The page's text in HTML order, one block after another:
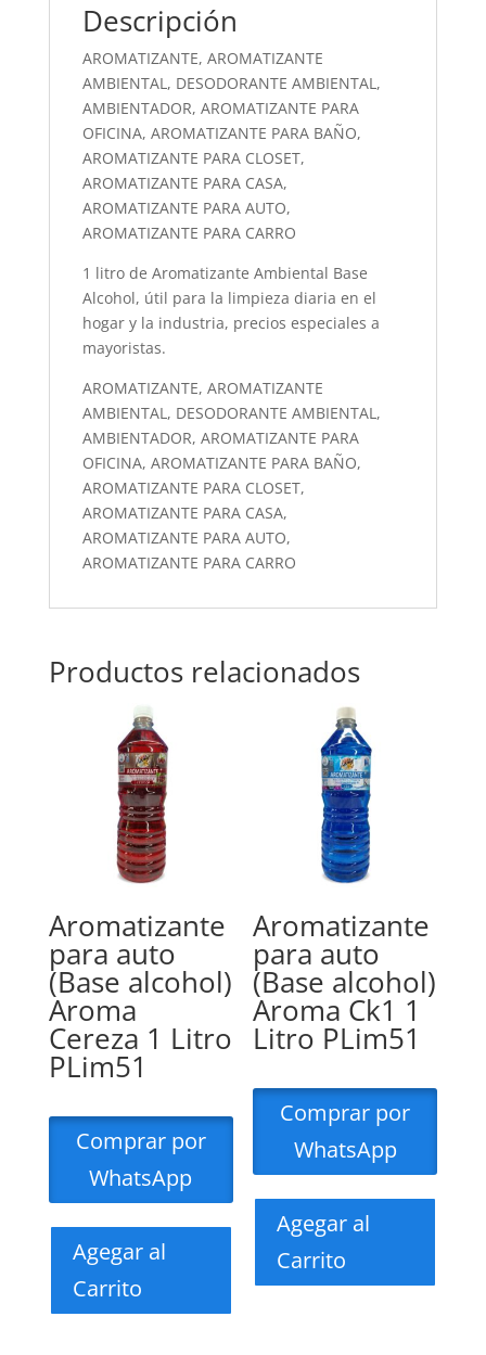
Descripción
AROMATIZANTE, AROMATIZANTE
AMBIENTAL, DESODORANTE AMBIENTAL,
AMBIENTADOR, AROMATIZANTE PARA
OFICINA, AROMATIZANTE PARA BAÑO,
AROMATIZANTE PARA CLOSET,
AROMATIZANTE PARA CASA,
AROMATIZANTE PARA AUTO,
AROMATIZANTE PARA CARRO
1 litro de Aromatizante Ambiental Base
Alcohol, útil para la limpieza diaria en el
hogar y la industria, precios especiales a
mayoristas.
AROMATIZANTE, AROMATIZANTE
AMBIENTAL, DESODORANTE AMBIENTAL,
AMBIENTADOR, AROMATIZANTE PARA
OFICINA, AROMATIZANTE PARA BAÑO,
AROMATIZANTE PARA CLOSET,
AROMATIZANTE PARA CASA,
AROMATIZANTE PARA AUTO,
AROMATIZANTE PARA CARRO
Productos relacionados
Aromatizante
para auto
(Base alcohol)
Aroma
Cereza 1 Litro
PLim51
Comprar por
WhatsApp
Agegar al
Carrito
Aromatizante
para auto
(Base alcohol)
Aroma Ck1 1
Litro PLim51
Comprar por
WhatsApp
Agegar al
Carrito